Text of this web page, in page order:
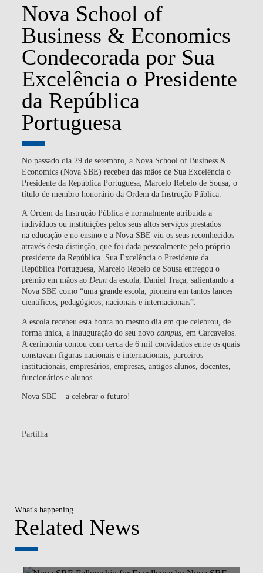
Nova School of
Business & Economics
Condecorada por Sua
Excelência o Presidente
da República
Portuguesa
No passado dia 29 de setembro, a Nova School of Business &
Economics (Nova SBE) recebeu das mãos de Sua Excelência o
Presidente da República Portuguesa, Marcelo Rebelo de Sousa, o
título de membro honorário da Ordem da Instrução Pública.
A Ordem da Instrução Pública é normalmente atribuída a
indivíduos ou instituições pelos seus altos serviços prestados
na educação e no ensino e a Nova SBE viu os seus reconhecidos
através desta distinção, que foi dada pessoalmente pelo próprio
presidente da República. Sua Excelência o Presidente da
República Portuguesa, Marcelo Rebelo de Sousa entregou o
prémio em mãos ao Deanda escola, Daniel Traça, salientando a
Nova SBE como “uma grande escola, pioneira em tantos lances
científicos, pedagógicos, nacionais e internacionais”.
A escola recebeu esta honra no mesmo dia em que celebrou, de
forma única, a inauguração do seu novo campus, em Carcavelos.
A cerimónia contou com cerca de 6 mil convidados entre os quais
constavam figuras nacionais e internacionais, parceiros
institucionais, empresários, empresas, antigos alunos, docentes,
funcionários e alunos.
Nova SBE – a celebrar o futuro!
Partilha
What's happening
Related News